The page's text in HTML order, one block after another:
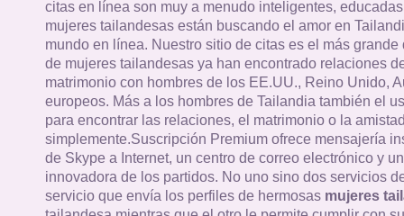
citas en línea son muy a menudo inteligentes,
mujeres tailandesas están buscando el amor en
mundo en línea. Nuestro sitio de citas es el más grande
de mujeres tailandesas ya han encontrado relaciones
matrimonio con hombres de los EE.UU., Reino Unido,
europeos. Más a los hombres de Tailandia también el
para encontrar las relaciones, el matrimonio o la
simplemente.Suscripción Premium ofrece mensajería
de Skype a Internet, un centro de correo electrónico y
innovadora de los partidos. No uno sino dos servicios
servicio que envía los perfiles de hermosas mujeres